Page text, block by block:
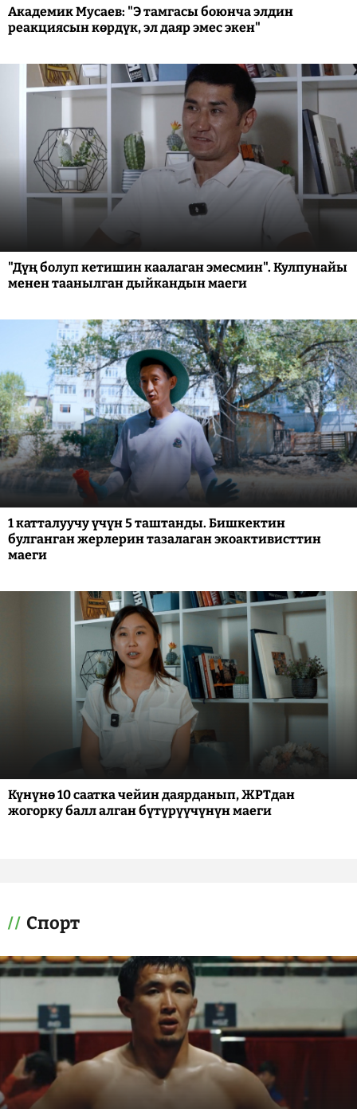
Академик Мусаев: "Э тамгасы боюнча элдин
реакциясын көрдүк, эл даяр эмес экен"
"Дүң болуп кетишин каалаган эмесмин". Кулпунайы
менен таанылган дыйкандын маеги
1 катталуучу үчүн 5 таштанды. Бишкектин
булганган жерлерин тазалаган экоактивисттин
маеги
Күнүнө 10 саатка чейин даярданып, ЖРТдан
жогорку балл алган бүтүрүүчүнүн маеги
Спорт